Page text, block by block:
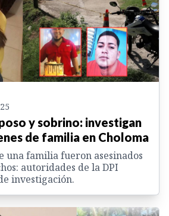
y sobrino: investigan
de familia en Choloma
una familia fueron asesinados
autoridades de la DPI
investigación.